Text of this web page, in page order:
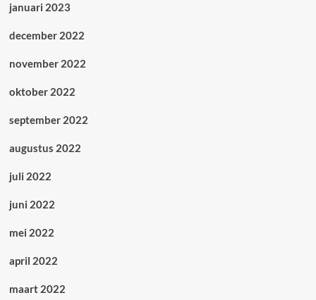
januari 2023
december 2022
november 2022
oktober 2022
september 2022
augustus 2022
juli 2022
juni 2022
mei 2022
april 2022
maart 2022